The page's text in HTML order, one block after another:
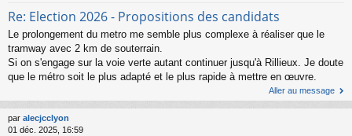
Re: Election 2026 - Propositions des candidats
Le prolongement du metro me semble plus complexe à réaliser que le
tramway avec 2 km de souterrain.
Si on s'engage sur la voie verte autant continuer jusqu'à Rillieux. Je doute
que le métro soit le plus adapté et le plus rapide à mettre en œuvre.
Aller au message
par alecjcclyon
01 déc. 2025, 16:59